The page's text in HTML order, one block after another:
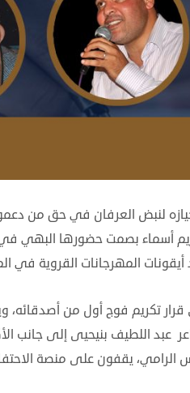
لنبض العرفان في حق من
أسماء بصمت حضورها البهي
المهرجانات القروية في
دورته 13، استقر على قرار تكريم فوج أول من
اللطيف بنيحيى إلى جانب
يقفون على منصة